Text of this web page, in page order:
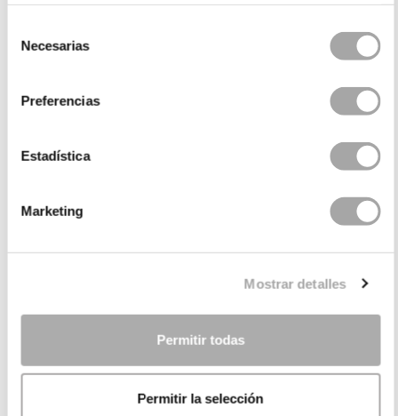
Necesarias
Preferencias
Estadística
Marketing
Mostrar detalles
Permitir todas
Permitir la selección